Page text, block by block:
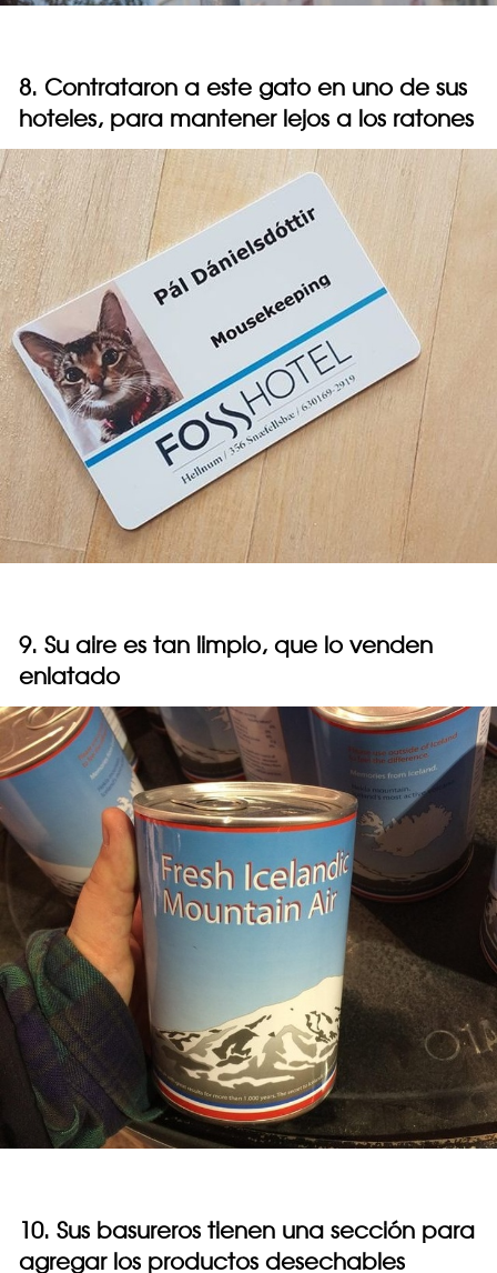
8. Contrataron a este gato en uno de sus
hoteles, para mantener lejos a los ratones
9. Su aire es tan limpio, que lo venden
enlatado
10. Sus basureros tienen una sección para
agregar los productos desechables